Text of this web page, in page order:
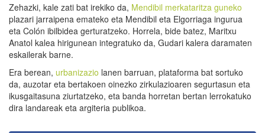
Zehazki, kale zati bat irekiko da, Mendibil merkataritza guneko
plazari jarraipena emateko eta Mendibil eta Elgorriaga ingurua
eta Colón ibilbidea gerturatzeko. Horrela, bide batez, Maritxu
Anatol kalea hirigunean integratuko da, Gudari kalera daramaten
eskailerak barne.
Era berean, urbanizazio lanen barruan, plataforma bat sortuko
da, auzotar eta bertakoen oinezko zirkulazioaren segurtasun eta
ikusgaitasuna ziurtatzeko, eta banda horretan bertan lerrokatuko
dira landareak eta argiteria publikoa.